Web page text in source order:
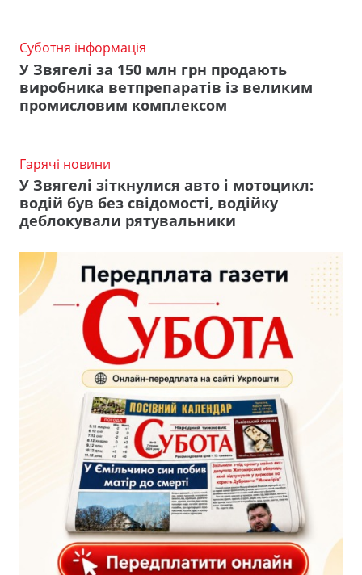
Суботня інформація
У Звягелі за 150 млн грн продають
виробника ветпрепаратів із великим
промисловим комплексом
Гарячі новини
У Звягелі зіткнулися авто і мотоцикл:
водій був без свідомості, водійку
деблокували рятувальники